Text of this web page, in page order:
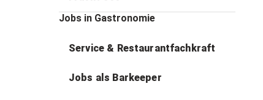
Jobs in Gastronomie
Service & Restaurantfachkraft
Jobs als Barkeeper